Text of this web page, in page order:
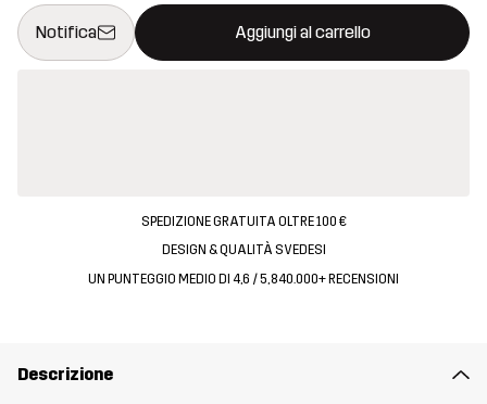
Notifica Aggiungi al carrello
Questo tasto aprirà una finestra modale per confermare un
{{size}} non disponibile
SPEDIZIONE GRATUITA OLTRE 100 €
DESIGN & QUALITÀ SVEDESI
UN PUNTEGGIO MEDIO DI 4,6 / 5, 840.000+ RECENSIONI
Descrizione